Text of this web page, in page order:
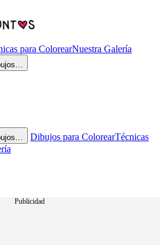
para ColorearNuestra Galería
Dibujos para ColorearTécnicas
Publicidad